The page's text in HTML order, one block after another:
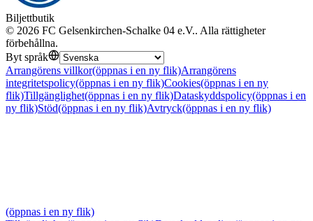
Biljettbutik
© 2026 FC Gelsenkirchen-Schalke 04 e.V.. Alla rättigheter
förbehållna.
Byt språk
Arrangörens villkor(öppnas i en ny flik)Arrangörens
integritetspolicy(öppnas i en ny flik)Cookies(öppnas i en ny
flik)Tillgänglighet(öppnas i en ny flik)Dataskyddspolicy(öppnas i en
ny flik)Stöd(öppnas i en ny flik)Avtryck(öppnas i en ny flik)
(öppnas i en ny flik)